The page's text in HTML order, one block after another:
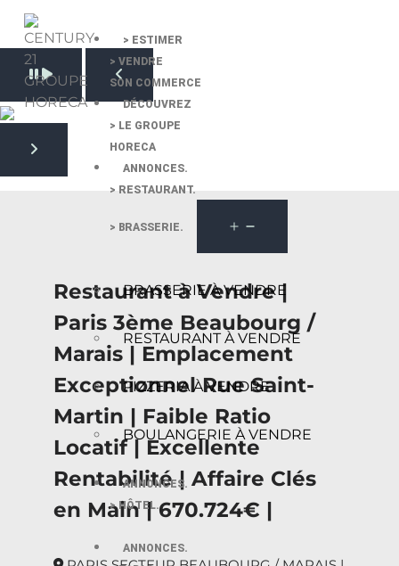
> ESTIMER
> VENDRE
SON COMMERCE
DÉCOUVREZ
> LE GROUPE
HORECA
ANNONCES.
> RESTAURANT.
> BRASSERIE.
BRASSERIE À VENDRE
RESTAURANT À VENDRE
PIZZERIA À VENDRE
BOULANGERIE À VENDRE
ANNONCES.
> HÔTEL.
ANNONCES.
Pause slide rotation
Resume slide rotation
Previous slide
Next slide
Restaurant à Vendre |
Paris 3ème Beaubourg /
Marais | Emplacement
Exceptionnel Rue Saint-
Martin | Faible Ratio
Locatif | Excellente
Rentabilité | Affaire Clés
en Main | 670.724€ |